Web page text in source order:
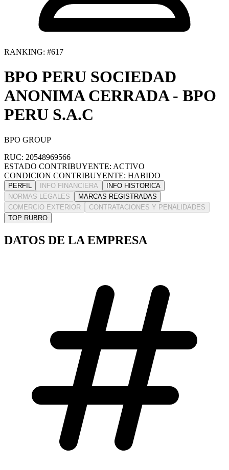
RANKING: #617
BPO PERU SOCIEDAD
ANONIMA CERRADA - BPO
PERU S.A.C
BPO GROUP
RUC: 20548969566
ESTADO CONTRIBUYENTE: ACTIVO
CONDICION CONTRIBUYENTE: HABIDO
PERFIL INFO FINANCIERA
INFO HISTORICA
NORMAS LEGALES
MARCAS REGISTRADAS
COMERCIO EXTERIOR
CONTRATACIONES Y PENALIDADES
TOP RUBRO
DATOS DE LA EMPRESA